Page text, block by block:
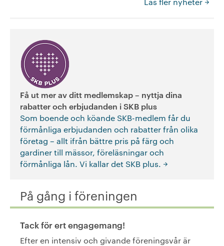
Få ut mer av ditt medlemskap – nyttja dina
rabatter och erbjudanden i SKB plus
Som boende och köande SKB-medlem får du
förmånliga erbjudanden och rabatter från olika
företag – allt ifrån bättre pris på färg och
gardiner till mässor, föreläsningar och
förmånliga lån. Vi kallar det SKB plus.
På gång i föreningen
Tack för ert engagemang!
Efter en intensiv och givande föreningsvår är